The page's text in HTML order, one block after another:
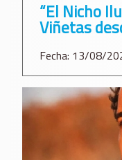
“El Nicho
Viñetas
Fecha: 13/08/